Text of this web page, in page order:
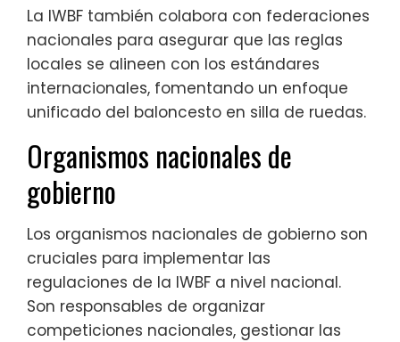
La IWBF también colabora con federaciones
nacionales para asegurar que las reglas
locales se alineen con los estándares
internacionales, fomentando un enfoque
unificado del baloncesto en silla de ruedas.
Organismos nacionales de
gobierno
Los organismos nacionales de gobierno son
cruciales para implementar las
regulaciones de la IWBF a nivel nacional.
Son responsables de organizar
competiciones nacionales, gestionar las